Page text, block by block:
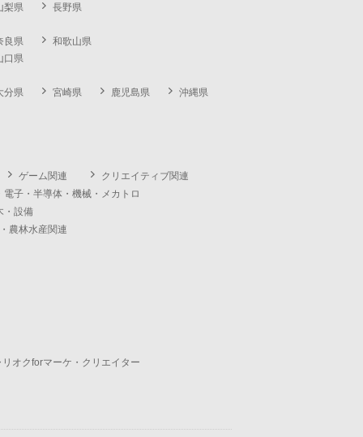
梨県
長野県
良県
和歌山県
口県
分県 宮崎県 鹿児島県 沖縄県
ゲーム関連
クリエイティブ関連
電子・半導体・機械・メカトロ
・設備
農林水産関連
リオクforマーケ・クリエイター